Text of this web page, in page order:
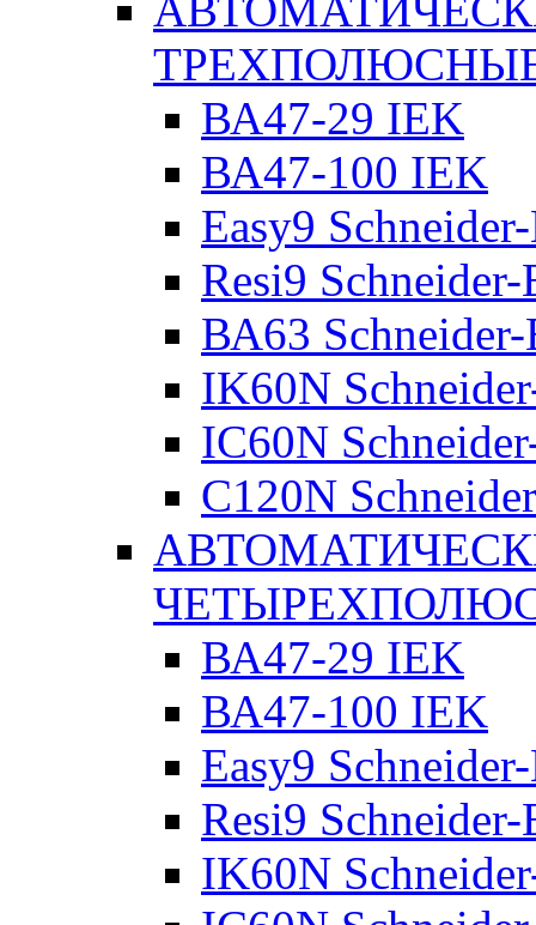
ВА47-29 IEK
ВА47-100 IEK
Easy9
Resi9
ВА63
IK60N
IC60N
C120N
ВА47-29 IEK
ВА47-100 IEK
Easy9
Resi9
IK60N